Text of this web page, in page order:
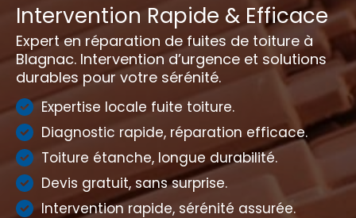
Intervention Rapide & Efficace
Expert en réparation de fuites de toiture à
Blagnac. Intervention d’urgence et solutions
durables pour votre sérénité.
Expertise locale fuite toiture.
Diagnostic rapide, réparation efficace.
Toiture étanche, longue durabilité.
Devis gratuit, sans surprise.
Intervention rapide, sérénité assurée.